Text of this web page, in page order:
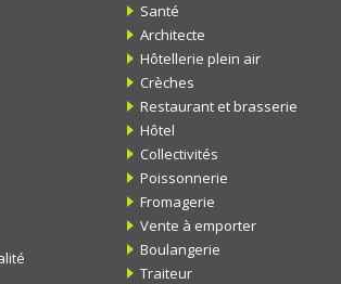
Santé
Architecte
Hôtellerie plein air
Crèches
Restaurant et brasserie
Hôtel
Collectivités
Poissonnerie
Fromagerie
Vente à emporter
Boulangerie
Traiteur